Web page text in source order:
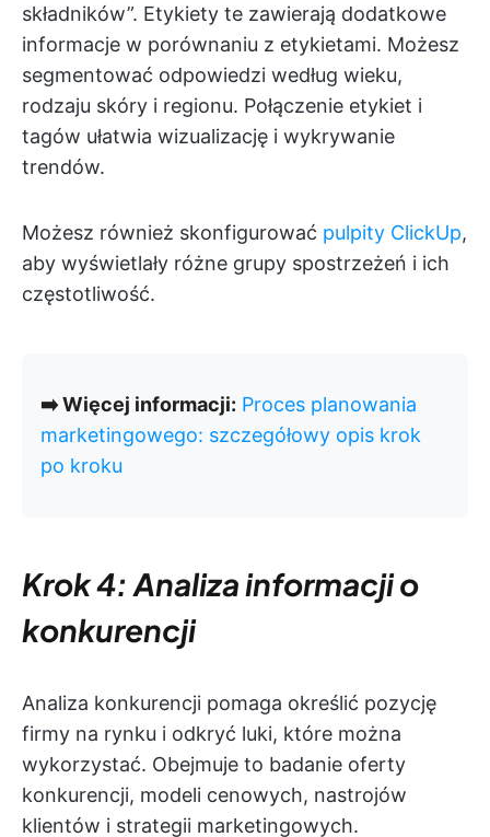
składników”. Etykiety te zawierają dodatkowe
informacje w porównaniu z etykietami. Możesz
segmentować odpowiedzi według wieku,
rodzaju skóry i regionu. Połączenie etykiet i
tagów ułatwia wizualizację i wykrywanie
trendów.
Możesz również skonfigurować pulpity ClickUp,
aby wyświetlały różne grupy spostrzeżeń i ich
częstotliwość.
➡️ Więcej informacji: Proces planowania
marketingowego: szczegółowy opis krok
po kroku
Krok 4: Analiza informacji o
konkurencji
Analiza konkurencji pomaga określić pozycję
firmy na rynku i odkryć luki, które można
wykorzystać. Obejmuje to badanie oferty
konkurencji, modeli cenowych, nastrojów
klientów i strategii marketingowych.